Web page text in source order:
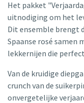
Het pakket
uitnodiging om het
Dit ensemble brengt
Spaanse rosé samen
lekkernijen die
Van de kruidige
crunch van de
onvergetelijke